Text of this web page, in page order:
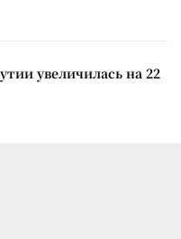
увеличилась на 22